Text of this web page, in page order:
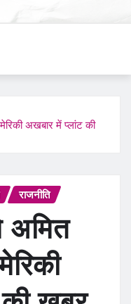
अखबार में प्लांट की
राजनीति
अमित